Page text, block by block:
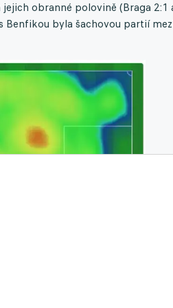
obranné polovině (Braga 2:1
Benfikou byla šachovou partií